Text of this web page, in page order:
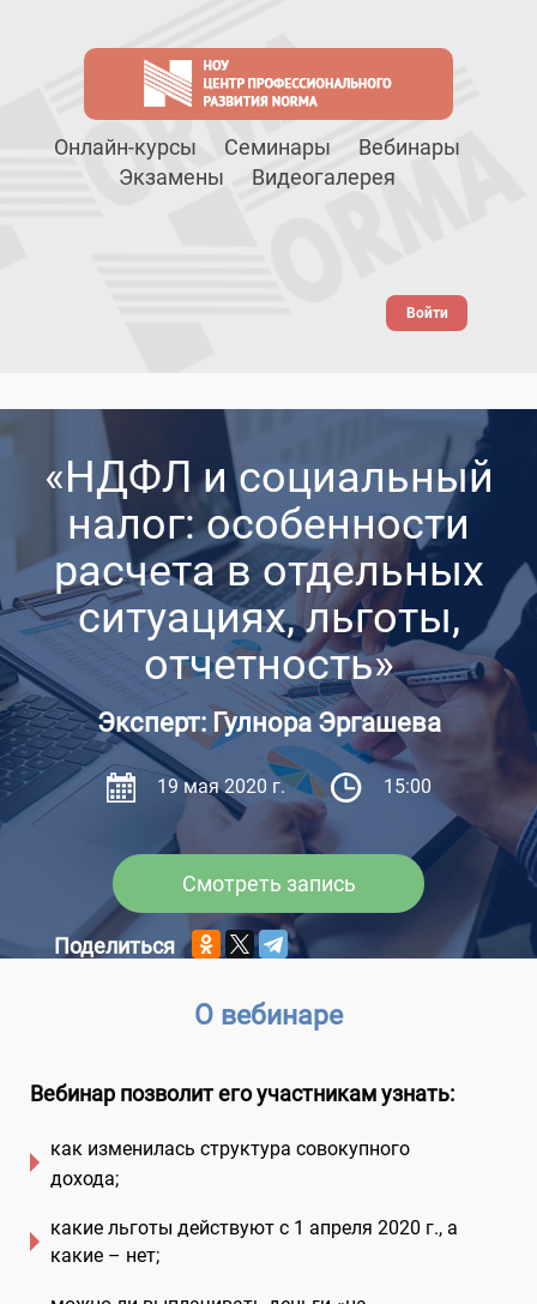
Онлайн-курсы Семинары
Вебинары
Экзамены
Видеогалерея
Войти
«НДФЛ и социальный
налог: особенности
расчета в отдельных
ситуациях, льготы,
отчетность»
Эксперт: Гулнора Эргашева
19 мая 2020 г. 15:00
Смотреть запись
Поделиться
О вебинаре
Вебинар позволит его участникам узнать:
как изменилась структура совокупного
дохода;
какие льготы действуют с 1 апреля 2020 г., а
какие – нет;